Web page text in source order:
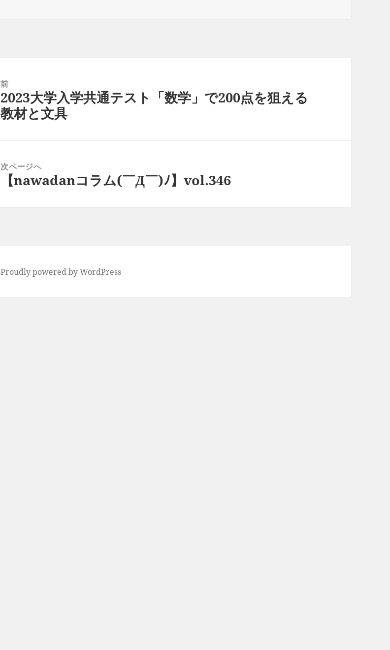
前
前
の
2023大学入学共通テスト「数学」で200点を狙える
教材と文具
次ページへ
【nawadanコラム(￣Д￣)ﾉ】vol.346
Proudly powered by WordPress